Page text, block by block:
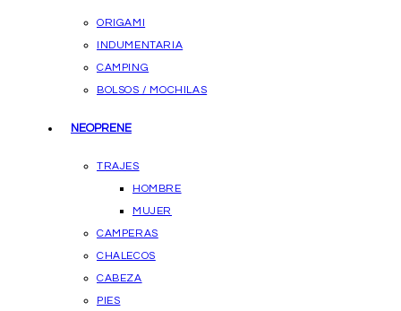
ORIGAMI
INDUMENTARIA
CAMPING
BOLSOS / MOCHILAS
NEOPRENE
TRAJES
HOMBRE
MUJER
CAMPERAS
CHALECOS
CABEZA
PIES